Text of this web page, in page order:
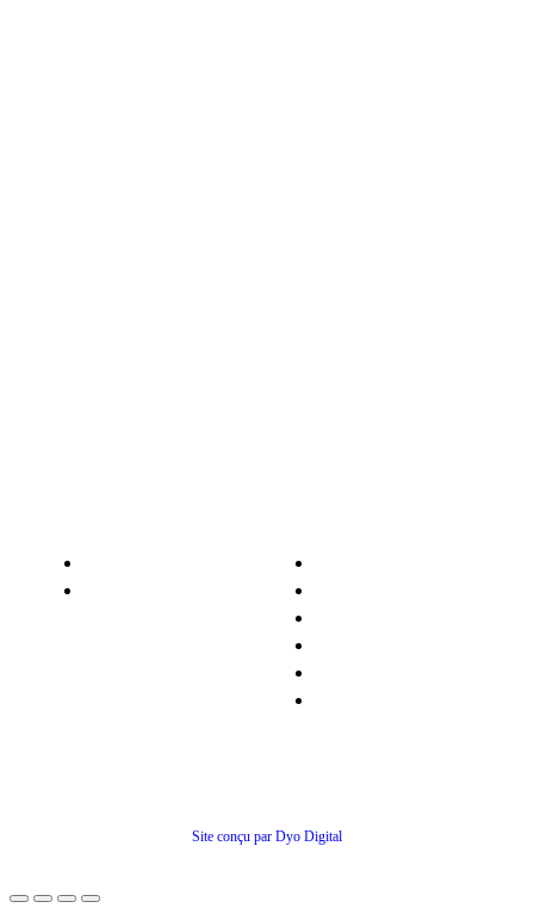
Site conçu par Dyo Digital